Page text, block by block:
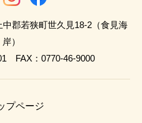
郡若狭町世久見18-2（食見海
岸）
FAX：0770-46-9000
プページ